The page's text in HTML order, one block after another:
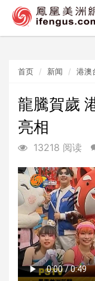
首页 新闻 港澳
龍騰賀歲
亮相
13218 阅读